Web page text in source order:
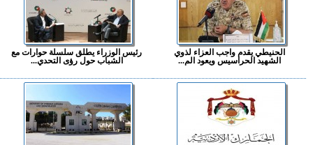
الحنيطي يقدم واجب العزاء لذوي
الشهيد الحراسيس ويعود الم...
رئيس الوزراء يطلق سلسلة حوارات مع
الشباب حول رؤى التحدي...